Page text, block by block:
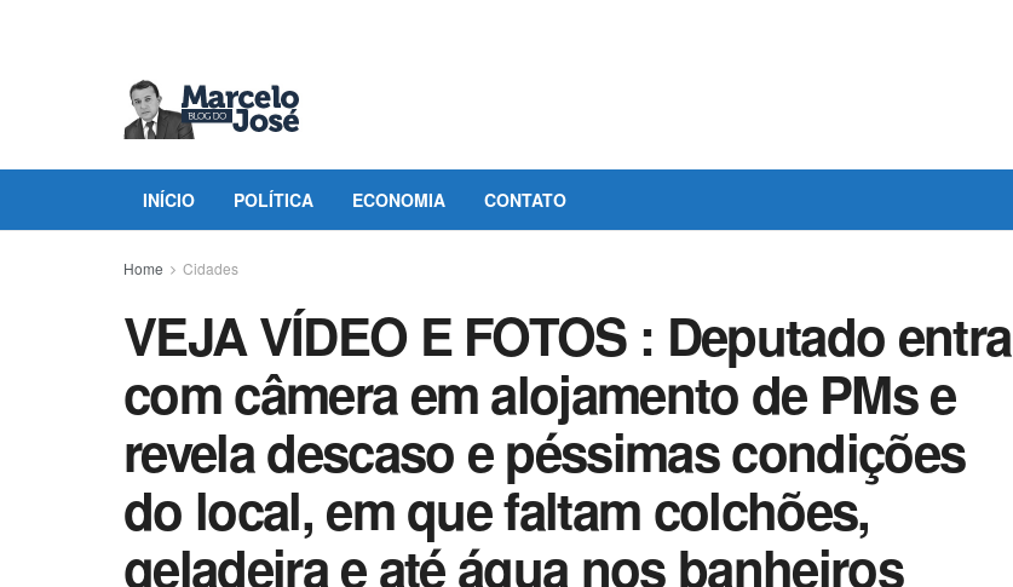
INÍCIO POLÍTICA ECONOMIA CONTATO
Home Cidades
VEJA VÍDEO E FOTOS : Deputado entra
com câmera em alojamento de PMs e
revela descaso e péssimas condições
do local, em que faltam colchões,
geladeira e até água nos banheiros